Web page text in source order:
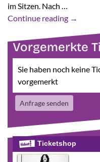
im Sitzen. Nach …
Continue reading →
Vorgemerkte
Sie haben noch keine
vorgemerkt
Anfrage senden
Ticketshop